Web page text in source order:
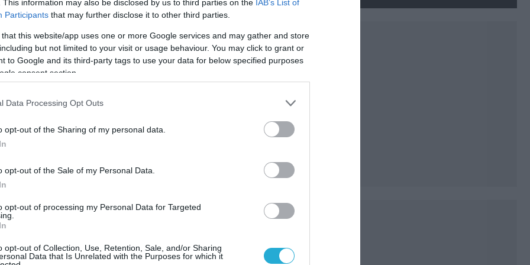
This information may also be disclosed by us to third parties on the IAB’s List of
Participants that may further disclose it to other third parties.
that this website/app uses one or more Google services and may gather and store
but not limited to your visit or usage behaviour. You may click to grant or
to Google and its third-party tags to use your data for below specified purposes
consent section.
Data Processing Opt Outs
opt-out of the Sharing of my personal data.
opt-out of the Sale of my Personal Data.
opt-out of processing my Personal Data for Targeted
opt-out of Collection, Use, Retention, Sale, and/or Sharing
Data that Is Unrelated with the Purposes for which it
πηγές, οι συγκεκριμένοι
εκεί που σύμφωνα με τον
από το Κόσοβο φαίνεται να
φαινόμενο, καθώς σύμφωνα με
της Μόσχας ανακοίνωσαν την
πριν από 10 περίπου μέρες.